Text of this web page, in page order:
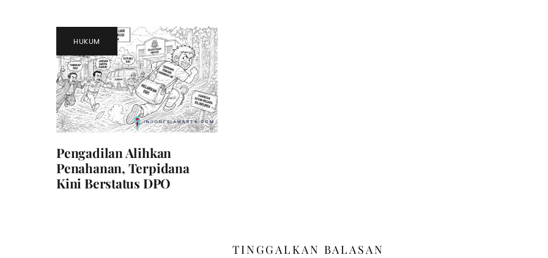
HUKUM
Pengadilan Alihkan
Penahanan, Terpidana
Kini Berstatus DPO
TINGGALKAN BALASAN